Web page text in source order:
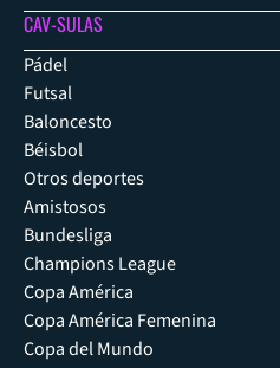
CAV-SULAS
Pádel
Futsal
Baloncesto
Béisbol
Otros deportes
Amistosos
Bundesliga
Champions League
Copa América
Copa América Femenina
Copa del Mundo